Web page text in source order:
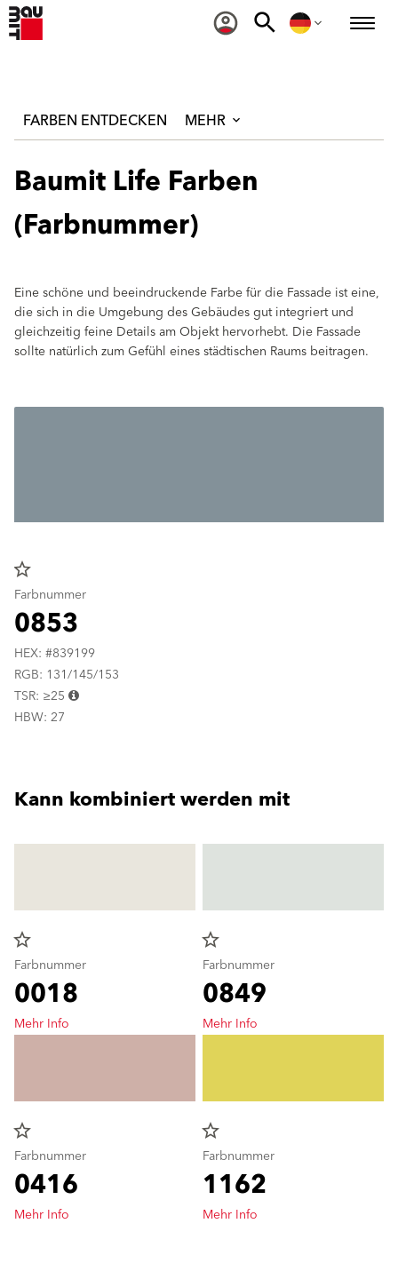
FARBEN ENTDECKEN MEHR
Baumit Life Farben
(Farbnummer)
Eine schöne und beeindruckende Farbe für die Fassade ist eine,
die sich in die Umgebung des Gebäudes gut integriert und
gleichzeitig feine Details am Objekt hervorhebt. Die Fassade
sollte natürlich zum Gefühl eines städtischen Raums beitragen.
star_border
Farbnummer
0853
HEX: #839199
RGB: 131/145/153
TSR: ≥25
HBW: 27
Kann kombiniert werden mit
star_border
Farbnummer
0018
Mehr Info
star_border
Farbnummer
0416
Mehr Info
star_border
Farbnummer
0849
Mehr Info
star_border
Farbnummer
1162
Mehr Info